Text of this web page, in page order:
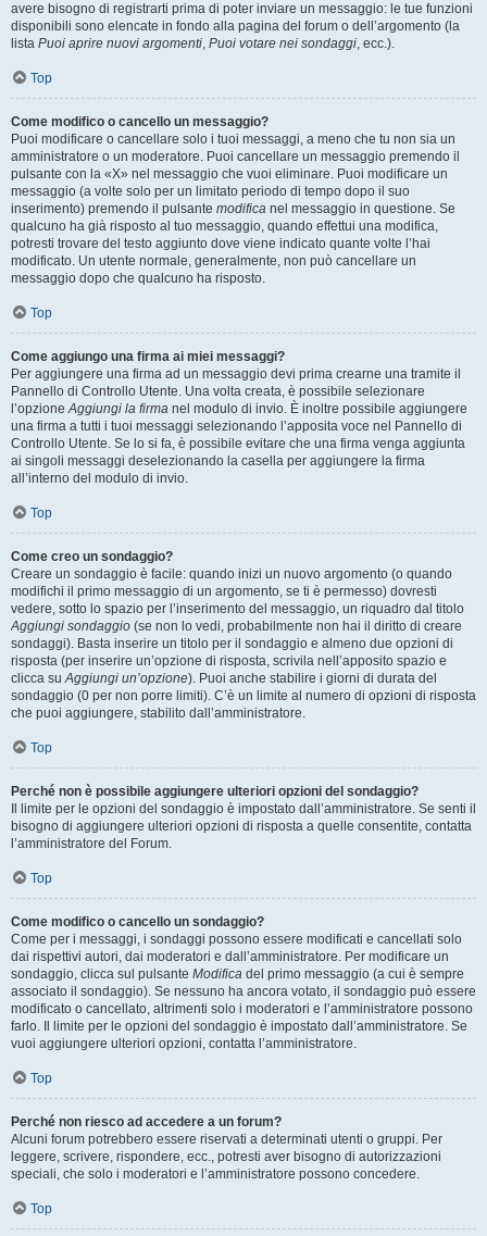
avere bisogno di registrarti prima di poter inviare un messaggio: le tue funzioni
disponibili sono elencate in fondo alla pagina del forum o dell’argomento (la
lista Puoi aprire nuovi argomenti, Puoi votare nei sondaggi, ecc.).
Top
Come modifico o cancello un messaggio?
Puoi modificare o cancellare solo i tuoi messaggi, a meno che tu non sia un
amministratore o un moderatore. Puoi cancellare un messaggio premendo il
pulsante con la «X» nel messaggio che vuoi eliminare. Puoi modificare un
messaggio (a volte solo per un limitato periodo di tempo dopo il suo
inserimento) premendo il pulsante modifica nel messaggio in questione. Se
qualcuno ha già risposto al tuo messaggio, quando effettui una modifica,
potresti trovare del testo aggiunto dove viene indicato quante volte l’hai
modificato. Un utente normale, generalmente, non può cancellare un
messaggio dopo che qualcuno ha risposto.
Top
Come aggiungo una firma ai miei messaggi?
Per aggiungere una firma ad un messaggio devi prima crearne una tramite il
Pannello di Controllo Utente. Una volta creata, è possibile selezionare
l’opzioneAggiungi la firma nel modulo di invio. È inoltre possibile aggiungere
una firma a tutti i tuoi messaggi selezionando l’apposita voce nel Pannello di
Controllo Utente. Se lo si fa, è possibile evitare che una firma venga aggiunta
ai singoli messaggi deselezionando la casella per aggiungere la firma
all’interno del modulo di invio.
Top
Come creo un sondaggio?
Creare un sondaggio è facile: quando inizi un nuovo argomento (o quando
modifichi il primo messaggio di un argomento, se ti è permesso) dovresti
vedere, sotto lo spazio per l’inserimento del messaggio, un riquadro dal titolo
Aggiungi sondaggio (se non lo vedi, probabilmente non hai il diritto di creare
sondaggi). Basta inserire un titolo per il sondaggio e almeno due opzioni di
risposta (per inserire un’opzione di risposta, scrivila nell’apposito spazio e
clicca suAggiungi un’opzione). Puoi anche stabilire i giorni di durata del
sondaggio (0 per non porre limiti). C’è un limite al numero di opzioni di risposta
che puoi aggiungere, stabilito dall’amministratore.
Top
Perché non è possibile aggiungere ulteriori opzioni del sondaggio?
Il limite per le opzioni del sondaggio è impostato dall’amministratore. Se senti il
bisogno di aggiungere ulteriori opzioni di risposta a quelle consentite, contatta
l’amministratore del Forum.
Top
Come modifico o cancello un sondaggio?
Come per i messaggi, i sondaggi possono essere modificati e cancellati solo
dai rispettivi autori, dai moderatori e dall’amministratore. Per modificare un
sondaggio, clicca sul pulsante Modifica del primo messaggio (a cui è sempre
associato il sondaggio). Se nessuno ha ancora votato, il sondaggio può essere
modificato o cancellato, altrimenti solo i moderatori e l’amministratore possono
farlo. Il limite per le opzioni del sondaggio è impostato dall’amministratore. Se
vuoi aggiungere ulteriori opzioni, contatta l’amministratore.
Top
Perché non riesco ad accedere a un forum?
Alcuni forum potrebbero essere riservati a determinati utenti o gruppi. Per
leggere, scrivere, rispondere, ecc., potresti aver bisogno di autorizzazioni
speciali, che solo i moderatori e l’amministratore possono concedere.
Top